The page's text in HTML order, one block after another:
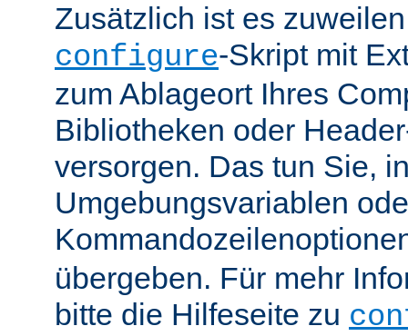
Zusätzlich ist es
configure-Skript mit
zum Ablageort Ihres
Bibliotheken oder
versorgen. Das tun Sie,
Umgebungsvariablen
übergeben. Für mehr
bitte die Hilfeseite zu